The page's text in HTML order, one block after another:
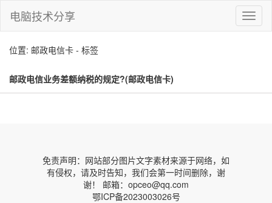
切
换
电脑技术分享
位置: 邮政电信卡 - 标签
邮政电信业务差额纳税的规定?(邮政电信卡)
免责声明：网站部分图片文字素材来源于网络，如
有侵权，请及时告知，我们会第一时间删除，谢
谢！ 邮箱：opceo@qq.com
鄂ICP备2023003026号